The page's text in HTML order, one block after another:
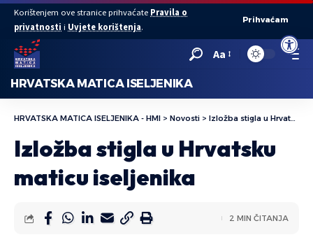
Open
Korištenjem ove stranice prihvaćate Pravila o
privatnosti i Uvjete korištenja.
Prihvaćam
Aa
HRVATSKA MATICA ISELJENIKA
HRVATSKA MATICA ISELJENIKA - HMI > Novosti > Izložba stigla u Hrvatsku maticu iseljenika
Izložba stigla u Hrvatsku
maticu iseljenika
2 MIN ČITANJA